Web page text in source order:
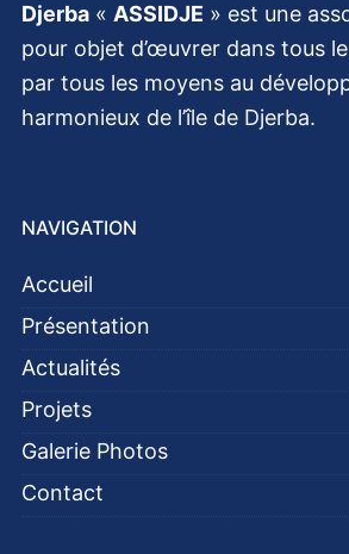
Djerba « ASSIDJE » est une
pour objet d’œuvrer dans tous
par tous les moyens au
harmonieux de l’île de Djerba.
NAVIGATION
Accueil
Présentation
Actualités
Projets
Galerie Photos
Contact